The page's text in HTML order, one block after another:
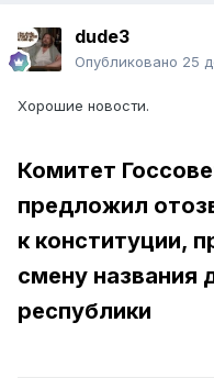
dude3
Опубликовано 25
Хорошие новости.
Комитет
предложил
к конституции,
смену названия
республики